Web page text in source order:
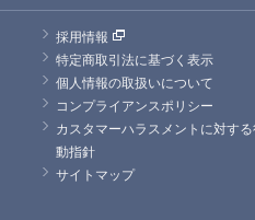
採用情報
特定商取引法に基づく表示
個人情報の取扱いについて
コンプライアンスポリシー
カスタマーハラスメントに対す
動指針
サイトマップ